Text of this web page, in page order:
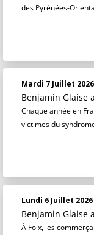
des Pyrénées-
Mardi 7 Juillet 2026
Benjamin Glaise
Chaque année en
victimes du
Lundi 6 Juillet 2026
Benjamin Glaise
À Foix, les